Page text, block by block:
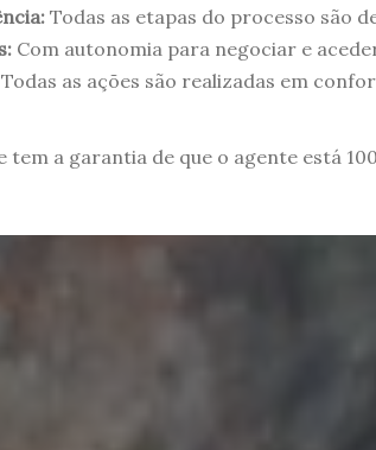
Todas as etapas do processo são
Com autonomia para negociar e
Todas as ações são realizadas em
tem a garantia de que o agente está